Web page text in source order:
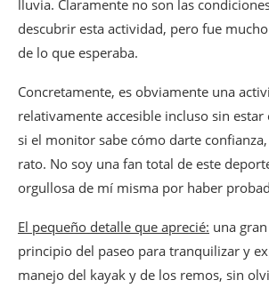
lluvia. Claramente no son las
descubrir esta actividad, pero fue
de lo que esperaba.
Concretamente, es obviamente una
relativamente accesible incluso sin
si el monitor sabe cómo darte
rato. No soy una fan total de este
orgullosa de mí misma por haber
El pequeño detalle que aprecié: una
principio del paseo para tranquilizar y
manejo del kayak y de los remos, sin